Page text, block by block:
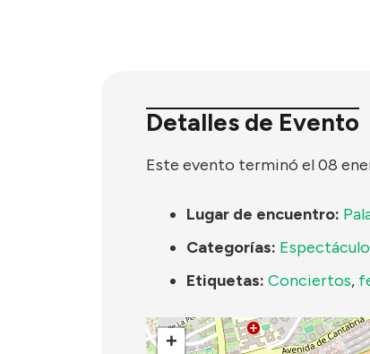
Detalles de Evento
Este evento terminó el 08
Lugar de encuentro:
Categorías:
Etiquetas: Conciertos,
+